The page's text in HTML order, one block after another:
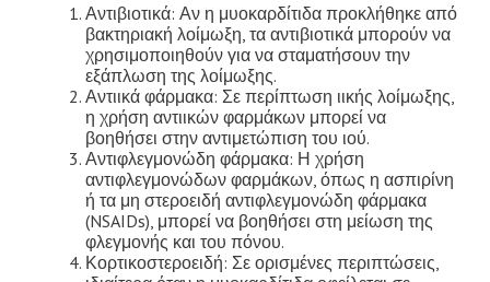
Αντιβιοτικά: Αν η μυοκαρδίτιδα προκλήθηκε από
βακτηριακή λοίμωξη, τα αντιβιοτικά μπορούν να
χρησιμοποιηθούν για να σταματήσουν την
εξάπλωση της λοίμωξης.
Αντιικά φάρμακα: Σε περίπτωση ιικής λοίμωξης,
η χρήση αντιικών φαρμάκων μπορεί να
βοηθήσει στην αντιμετώπιση του ιού.
Αντιφλεγμονώδη φάρμακα: Η χρήση
αντιφλεγμονώδων φαρμάκων, όπως η ασπιρίνη
ή τα μη στεροειδή αντιφλεγμονώδη φάρμακα
(NSAIDs), μπορεί να βοηθήσει στη μείωση της
φλεγμονής και του πόνου.
Κορτικοστεροειδή: Σε ορισμένες περιπτώσεις,